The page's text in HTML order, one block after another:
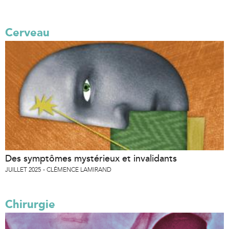
Cerveau
Des symptômes mystérieux et invalidants
JUILLET 2025 CLÉMENCE LAMIRAND
Chirurgie